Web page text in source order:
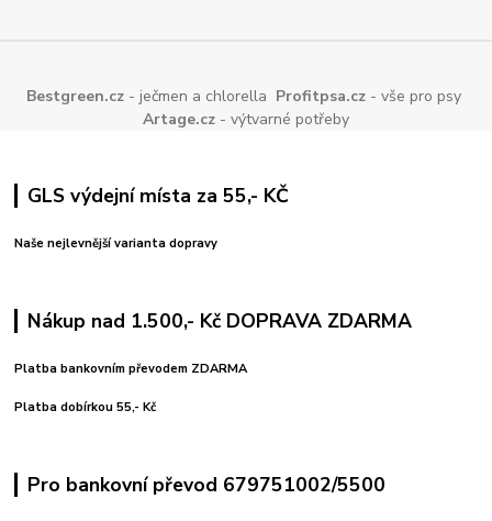
Bestgreen.cz - ječmen a chlorella Profitpsa.cz - vše pro psy
Artage.cz - výtvarné potřeby
GLS výdejní místa za 55,- KČ
Naše nejlevnější varianta dopravy
Nákup nad 1.500,- Kč DOPRAVA ZDARMA
Platba bankovním převodem ZDARMA
Platba dobírkou 55,- Kč
Pro bankovní převod 679751002/5500